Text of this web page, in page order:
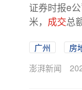
证券时报e
米， 成交总
广州 房
澎湃新闻